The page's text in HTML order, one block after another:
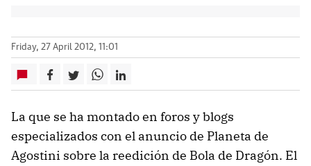
Friday, 27 April 2012, 11:01
La que se ha montado en foros y blogs
especializados con el anuncio de Planeta de
Agostini sobre la reedición de Bola de Dragón. El